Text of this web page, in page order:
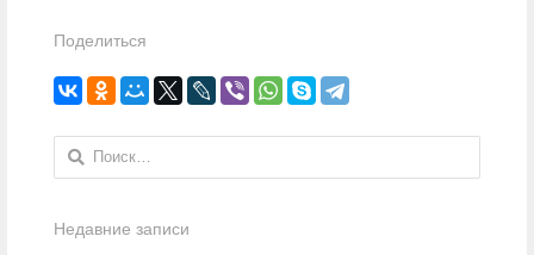
Поделиться
Найти:
Недавние записи